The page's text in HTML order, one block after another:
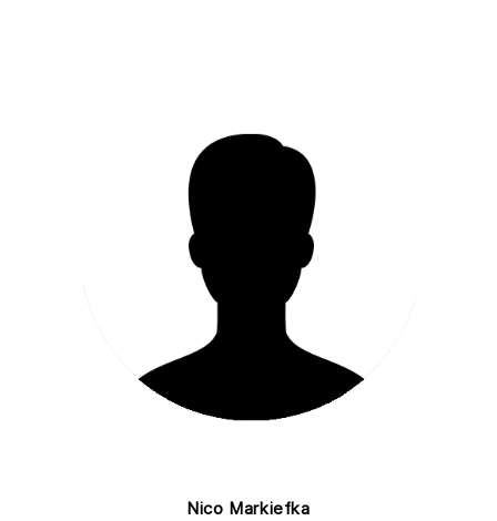
Nico Markiefka